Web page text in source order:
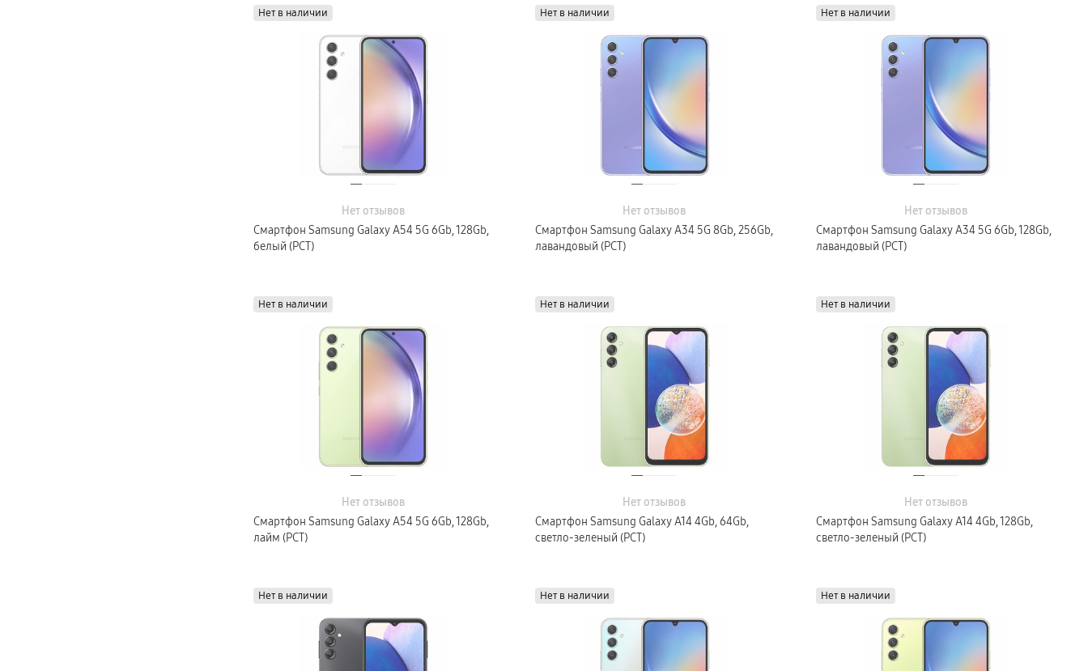
Нет в наличии
Нет отзывов
Смартфон Samsung Galaxy A54 5G 6Gb, 128Gb,
белый (РСТ)
Нет в наличии
Нет отзывов
Смартфон Samsung Galaxy A34 5G 8Gb, 256Gb,
лавандовый (РСТ)
Нет в наличии
Нет отзывов
Смартфон Samsung Galaxy A34 5G 6Gb, 128Gb,
лавандовый (РСТ)
Нет в наличии
Нет отзывов
Смартфон Samsung Galaxy A54 5G 6Gb, 128Gb,
лайм (РСТ)
Нет в наличии
Нет отзывов
Смартфон Samsung Galaxy A14 4Gb, 64Gb,
светло-зеленый (РСТ)
Нет в наличии
Нет отзывов
Смартфон Samsung Galaxy A14 4Gb, 128Gb,
светло-зеленый (РСТ)
Нет в наличии Нет в наличии Нет в наличии